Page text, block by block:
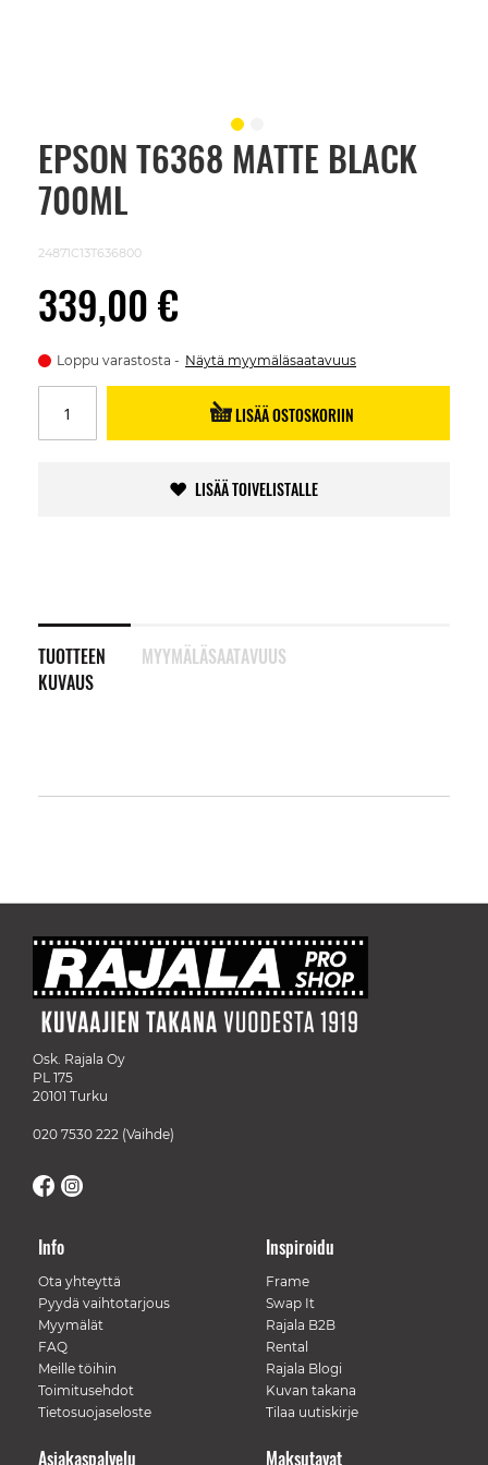
EPSON T6368 MATTE BLACK
700ML
24871C13T636800
339,00 €
Loppu varastosta Näytä myymäläsaatavuus
LISÄÄ OSTOSKORIIN
LISÄÄ TOIVELISTALLE
TUOTTEEN
KUVAUS
MYYMÄLÄSAATAVUUS
Skip
beginning
images
Osk. Rajala Oy
PL 175
20101 Turku
020 7530 222 (Vaihde)
Info
Ota yhteyttä
Pyydä vaihtotarjous
Myymälät
FAQ
Meille töihin
Toimitusehdot
Tietosuojaseloste
Inspiroidu
Frame
Swap It
Rajala B2B
Rental
Rajala Blogi
Kuvan takana
Tilaa uutiskirje
Maksutavat
Asiakaspalvelu